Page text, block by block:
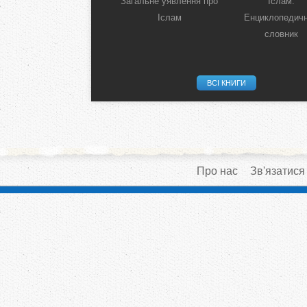
Іслам
словник
ВСІ КНИГИ
Про нас